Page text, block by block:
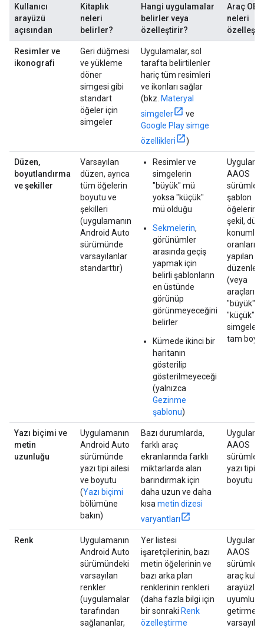
Kullanıcı
arayüzü
açısından
Kitaplık
neleri
belirler?
Hangi uygulamalar
belirler veya
özelleştirir?
Araç
neleri
Resimler ve
ikonografi
Geri düğmesi
ve yükleme
döner
simgesi gibi
standart
öğeler için
simgeler
Uygulamalar, sol
tarafta belirtilenler
hariç tüm resimleri
ve ikonları sağlar
(bkz. Materyal
simgeler
ve
Google Play simge
özellikleri
)
Düzen,
boyutlandırma
ve şekiller
Varsayılan
düzen, ayrıca
tüm öğelerin
boyutu ve
şekilleri
(uygulamanın
Android Auto
sürümünde
varsayılanlar
standarttır)
Resimler ve
simgelerin
"büyük" mü
yoksa "küçük"
mü olduğu
Sekmelerin,
görünümler
arasında geçiş
yapmak için
belirli şablonların
en üstünde
görünüp
görünmeyeceğini
belirler
Kümede ikinci bir
haritanın
gösterilip
gösterilmeyeceği
(yalnızca
Gezinme
şablonu)
AAOS
şablon
şekil,
yapılan
(veya
"büyük"
"küçük"
simgeler
tam
Yazı biçimi ve
metin
uzunluğu
Uygulamanın
Android Auto
sürümünde
yazı tipi ailesi
ve boyutu
(Yazı biçimi
bölümüne
bakın)
Bazı durumlarda,
farklı araç
ekranlarında farklı
miktarlarda alan
barındırmak için
daha uzun ve daha
kısa metin dizesi
varyantları
AAOS
yazı tipi
boyutu
Renk
Uygulamanın
Android Auto
sürümündeki
varsayılan
renkler
(uygulamalar
tarafından
sağlananlar,
Yer listesi
işaretçilerinin, bazı
metin öğelerinin ve
bazı arka plan
renklerinin renkleri
(daha fazla bilgi için
bir sonraki Renk
özelleştirme
AAOS
araç
uyumlu
getirmek